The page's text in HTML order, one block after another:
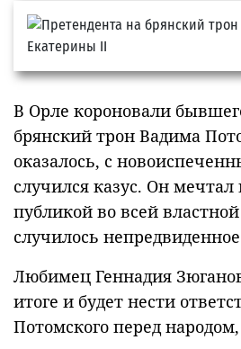
В Орле короновали
брянский трон Вадима
оказалось, с
случился казус. Он мечтал
публикой во всей
случилось
Любимец Геннадия
итоге и будет нести
Потомского перед